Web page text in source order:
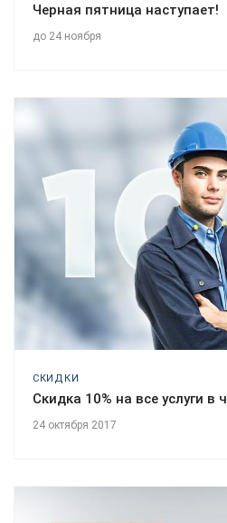
Черная пятница наступает!
до 24 ноября
СКИДКИ
Скидка 10% на все услуги в
24 октября 2017